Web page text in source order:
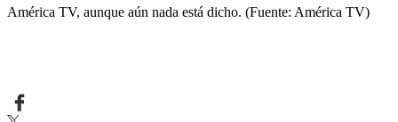
América TV, aunque aún nada está dicho. (Fuente: América TV)